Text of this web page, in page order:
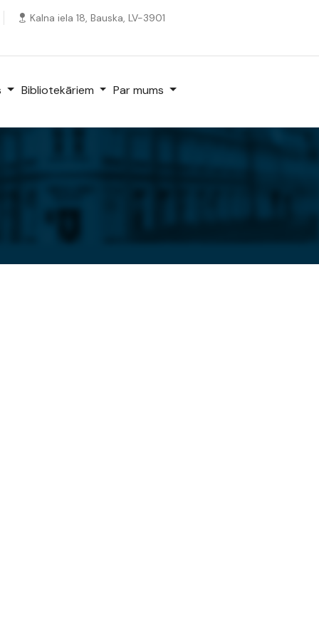
Kalna iela 18, Bauska, LV-3901
Bibliotekāriem Par mums